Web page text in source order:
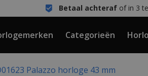
Betaal achterafof in 3
Categorieën
Palazzo horloge 43 mm